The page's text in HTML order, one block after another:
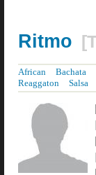
Ritmo [
African Bachata
Reaggaton
Salsa